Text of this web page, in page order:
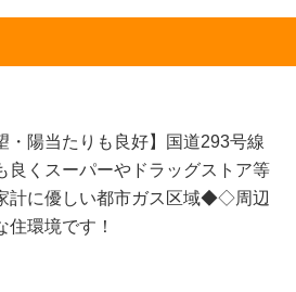
・陽当たりも良好】国道293号線
良くスーパーやドラッグストア等
に優しい都市ガス区域◆◇周辺
環境です！